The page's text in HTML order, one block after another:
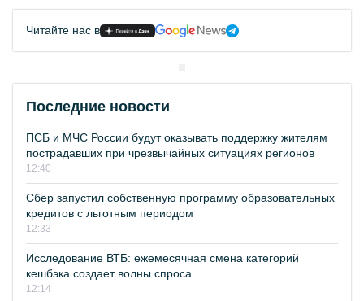
Читайте нас в
Последние новости
ПСБ и МЧС России будут оказывать поддержку жителям
пострадавших при чрезвычайных ситуациях регионов
12:40
Сбер запустил собственную программу образовательных
кредитов с льготным периодом
12:33
Исследование ВТБ: ежемесячная смена категорий
кешбэка создает волны спроса
12:14